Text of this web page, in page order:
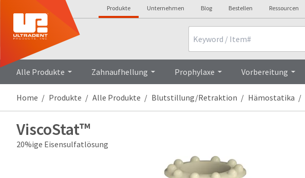
Produkte Unternehmen Blog Bestellen Ressourcen
Alle Produkte Zahnaufhellung Prophylaxe Vorbereitung
Home Produkte Alle Produkte Blutstillung/Retraktion Hämostatika
ViscoStat™
20%ige Eisensulfatlösung